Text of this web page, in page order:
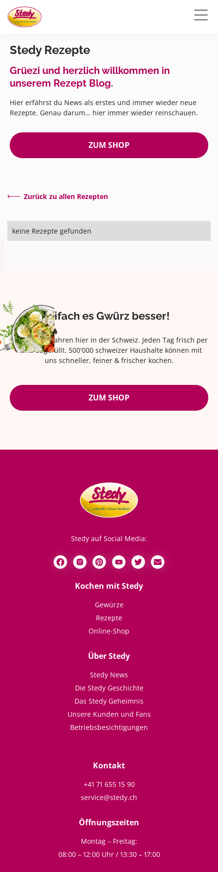
Stedy Rezepte
Grüezi und herzlich willkommen in
unserem Rezept Blog.
Hier erfährst du News als erstes und immer wieder neue
Rezepte. Genau darum… hier immer wieder reinschauen.
ZUM SHOP
Zurück zu allen Rezepten
keine Rezepte gefunden
Eifach es Gwürz besser!
Seit über 42 Jahren hier in der Schweiz. Jeden Tag frisch per
Hand abgefüllt. 500'000 schweizer Haushalte können mit
uns schneller, feiner & frischer kochen.
ZUM SHOP
Stedy auf Social Media:
Kochen mit Stedy
Gewürze
Rezepte
Online-Shop
Über Stedy
Stedy News
Die Stedy Geschichte
Das Stedy Geheimnis
Unsere Kunden und Fans
Betriebsbesichtigungen
Kontakt
+41 71 655 15 90
service@stedy.ch
Öffnungszeiten
Montag – Freitag:
08:00 – 12:00 Uhr / 13:30 – 17:00